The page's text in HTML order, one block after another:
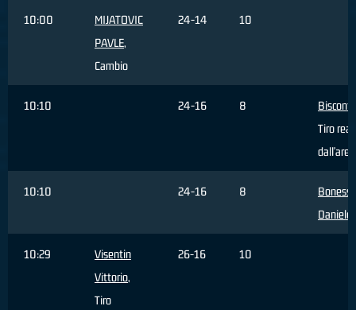
10:00
MIJATOVIC
PAVLE,
Cambio
24-14 10
10:10 24-16 8
Bisconti
Tiro
dall'area
10:10 24-16 8
Daniele
10:29
Visentin
Vittorio,
Tiro
26-16 10